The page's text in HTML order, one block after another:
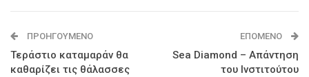
ΠΡΟΗΓΟΎΜΕΝΟ
Τεράστιο καταμαράν θα
καθαρίζει τις θάλασσες
ΕΠΌΜΕΝΟ
Sea Diamond – Απάντηση
του Ινστιτούτου